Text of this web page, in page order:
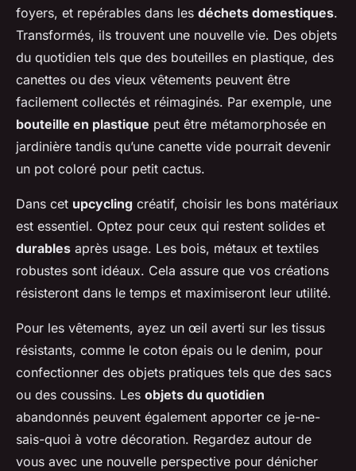
foyers, et repérables dans les déchets domestiques.
Transformés, ils trouvent une nouvelle vie. Des objets
du quotidien tels que des bouteilles en plastique, des
canettes ou des vieux vêtements peuvent être
facilement collectés et réimaginés. Par exemple, une
bouteille en plastique peut être métamorphosée en
jardinière tandis qu’une canette vide pourrait devenir
un pot coloré pour petit cactus.
Dans cet upcycling créatif, choisir les bons matériaux
est essentiel. Optez pour ceux qui restent solides et
durables après usage. Les bois, métaux et textiles
robustes sont idéaux. Cela assure que vos créations
résisteront dans le temps et maximiseront leur utilité.
Pour les vêtements, ayez un œil averti sur les tissus
résistants, comme le coton épais ou le denim, pour
confectionner des objets pratiques tels que des sacs
ou des coussins. Les objets du quotidien
abandonnés peuvent également apporter ce je-ne-
sais-quoi à votre décoration. Regardez autour de
vous avec une nouvelle perspective pour dénicher